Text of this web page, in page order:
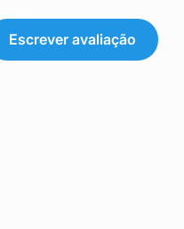
Escrever avaliação